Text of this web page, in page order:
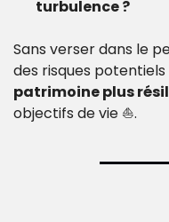
turbulence ?
Sans verser dans le
des risques
patrimoine plus
objectifs de vie ⛵.